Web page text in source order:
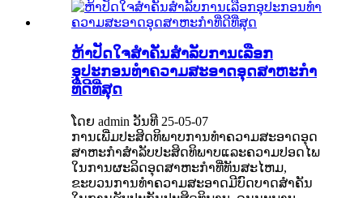
ຫ້າປັດໃຈສໍາຄັນສໍາລັບການເລືອກ
ອຸປະກອນທໍາຄວາມສະອາດອຸດສາຫະກໍາ
ທີ່ດີທີ່ສຸດ
ໂດຍ admin ວັນທີ 25-05-07
ການເພີ່ມປະສິດທິພາບການທໍາຄວາມສະອາດອຸດ
ສາຫະກໍາສໍາລັບປະສິດທິພາບແລະຄວາມປອດໄພ
ໃນການຜະລິດອຸດສາຫະກໍາທີ່ທັນສະໄຫມ,
ຂະບວນການທໍາຄວາມສະອາດມີບົດບາດສໍາຄັນ